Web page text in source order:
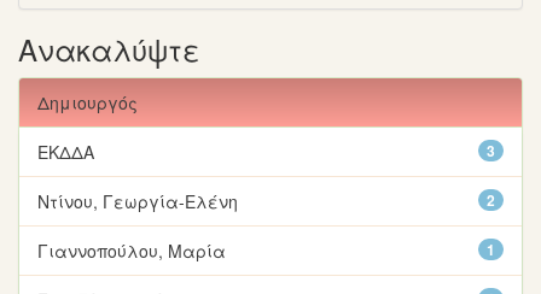
Ανακαλύψτε
Δημιουργός
3
ΕΚΔΔΑ
2
Ντίνου, Γεωργία-Ελένη
1
Γιαννοπούλου, Μαρία